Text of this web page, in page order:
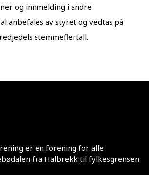
og innmelding i andre
anbefales av styret og vedtas på
stemmeflertall.
er en forening for alle
fra Halbrekk til fylkesgrensen